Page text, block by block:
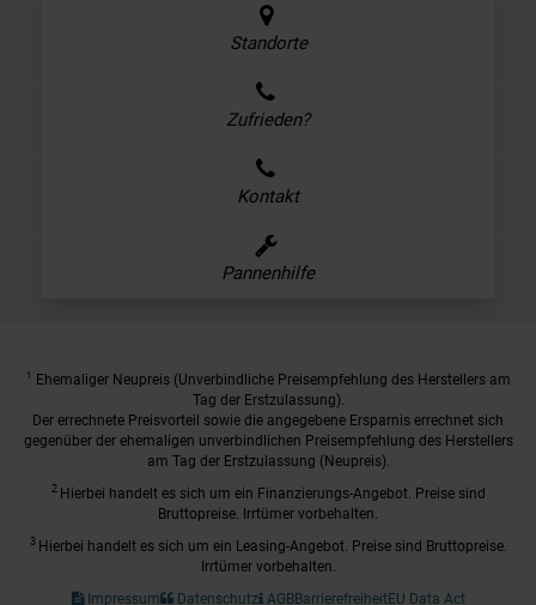
Standorte
Zufrieden?
Kontakt
Pannenhilfe
1
Ehemaliger Neupreis (Unverbindliche Preisempfehlung des Herstellers am
Tag der Erstzulassung).
Der errechnete Preisvorteil sowie die angegebene Ersparnis errechnet sich
gegenüber der ehemaligen unverbindlichen Preisempfehlung des Herstellers
am Tag der Erstzulassung (Neupreis).
2 Hierbei handelt es sich um ein Finanzierungs-Angebot. Preise sind
Bruttopreise. Irrtümer vorbehalten.
3 Hierbei handelt es sich um ein Leasing-Angebot. Preise sind Bruttopreise.
Irrtümer vorbehalten.
Impressum
Datenschutz AGBBarrierefreiheitEU Data Act